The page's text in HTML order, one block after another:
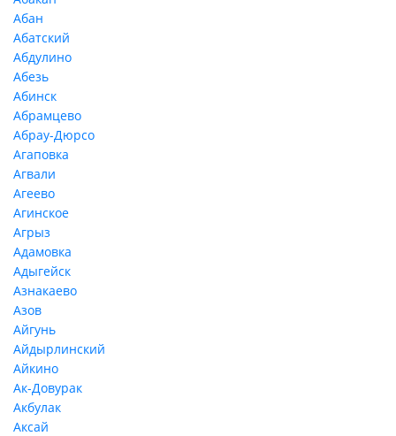
Абан
Абатский
Абдулино
Абезь
Абинск
Абрамцево
Абрау-Дюрсо
Агаповка
Агвали
Агеево
Агинское
Агрыз
Адамовка
Адыгейск
Азнакаево
Азов
Айгунь
Айдырлинский
Айкино
Ак-Довурак
Акбулак
Аксай